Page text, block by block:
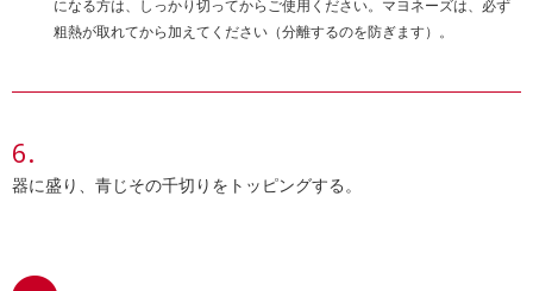
になる方は、しっかり切ってからご使用ください。マヨネーズは、必ず
粗熱が取れてから加えてください（分離するのを防ぎます）。
器に盛り、青じその千切りをトッピングする。